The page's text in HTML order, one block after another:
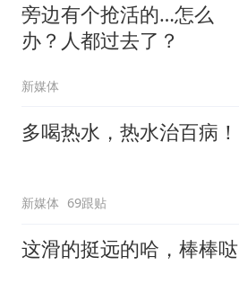
旁边有个抢活的…怎么
办？人都过去了？
新媒体
多喝热水，热水治百病！
新媒体 69跟贴
这滑的挺远的哈，棒棒哒